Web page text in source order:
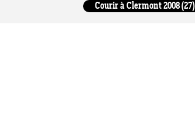
Courir à Clermont 2008 (27)